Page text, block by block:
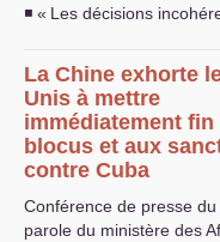
◾ « Les décisions
La Chine exhorte
Unis à mettre
immédiatement fin
blocus et aux
contre Cuba
Conférence de presse
parole du ministère des